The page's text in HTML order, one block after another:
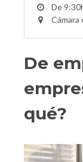
De
Cámara
De
qué?